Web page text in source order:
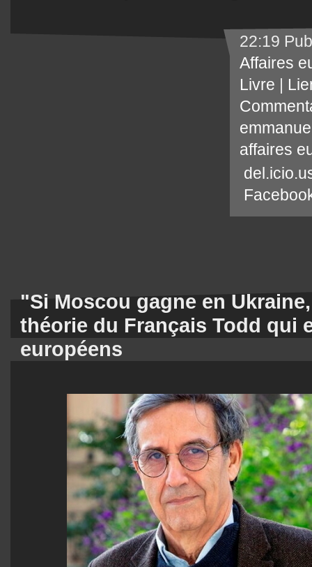
22:19
Affaires
Livre |
affaires
"Si Moscou gagne en
théorie du Français Todd qui
européens